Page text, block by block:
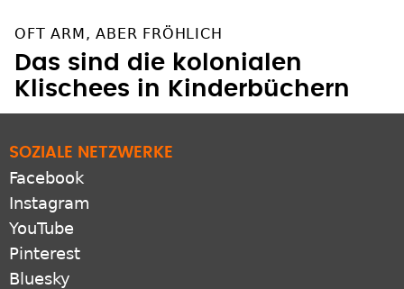
OFT ARM, ABER FRÖHLICH
Das sind die kolonialen
Klischees in Kinderbüchern
SOZIALE NETZWERKE
Facebook
Instagram
YouTube
Pinterest
Bluesky